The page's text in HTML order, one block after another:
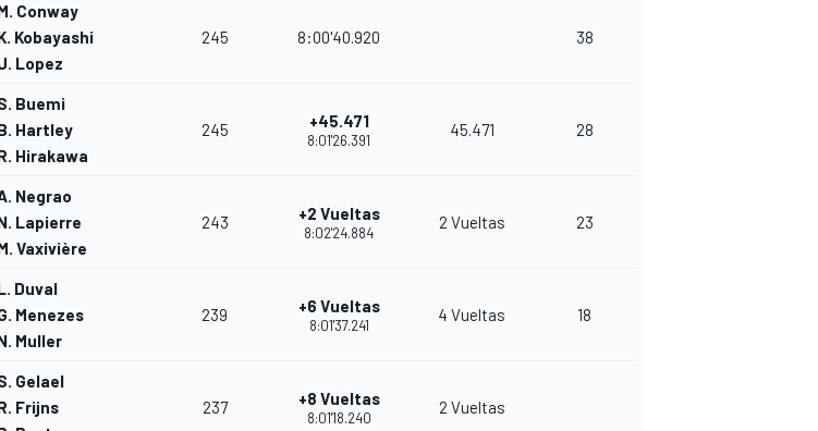
Conway
Kobayashi
Lopez
245 8:00'40.920 38
Buemi
Hartley
Hirakawa
245 +45.471
8:01'26.391
45.471 28
Negrao
Lapierre
Vaxivière
243 +2 Vueltas
8:02'24.884
2 Vueltas 23
Duval
Menezes
Muller
239 +6 Vueltas
8:01'37.241
4 Vueltas 18
Gelael
Frijns
237 +8 Vueltas
8:01'18.240
2 Vueltas